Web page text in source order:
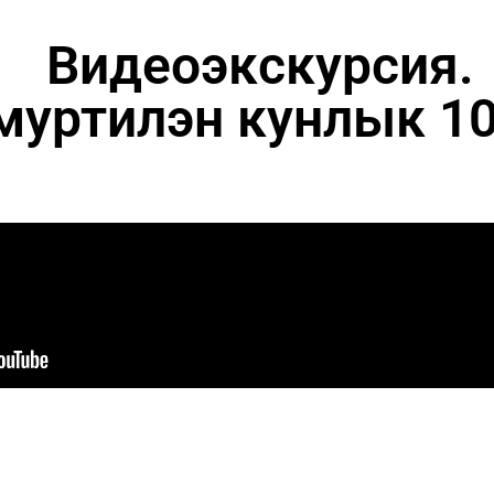
Видеоэкскурсия.
кунлык